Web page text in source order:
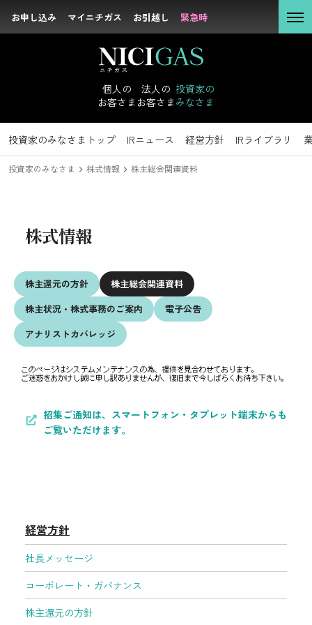
お申し込み マイニチガス お引越し 緊急時
個人の
お客さま
法人の
お客さま
投資家の
みなさま
投資家のみなさまトップ IRニュース 経営方針 IRライブラリ
サステナビリティトップ トップコミットメント 方針・マテリア
企業情報トップ 社長メッセージ 経営理念 沿革 会社概要
採用情報トップ 新卒採用 キャリア採用
お申し込み マイニチガス お引越し 緊急時
投資家のみなさま
IRライブラリ
IRイベント
経営方針
株式情報
お客さま
投資家の
投資家のみなさま 株式情報 株主総会関連資料
株式情報
株主還元の方針 株主総会関連資料
株主状況・ 株式事務のご案内
電子公告
アナリストカバレッジ
招集ご通知は、スマートフォン・タブレット端末からも
ご覧いただけます。
経営方針
社長メッセージ
コーポレート・ガバナンス
株主還元の方針